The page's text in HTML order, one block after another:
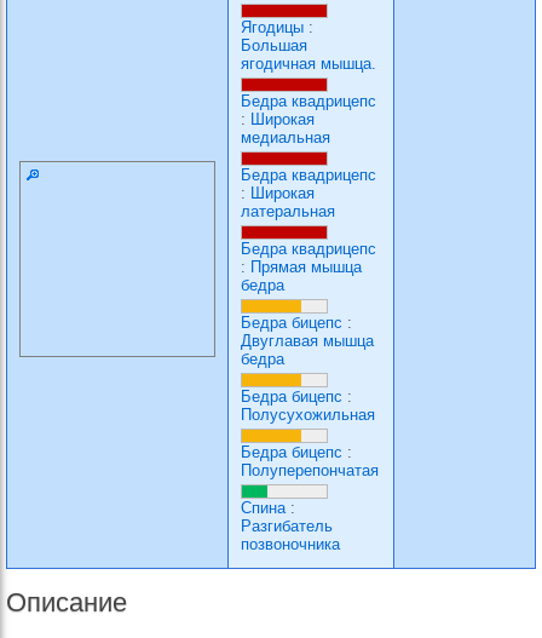
Ягодицы :
Большая
ягодичная мышца.
Бедра квадрицепс
: Широкая
медиальная
Бедра квадрицепс
: Широкая
латеральная
Бедра квадрицепс
: Прямая мышца
бедра
Бедра бицепс :
Двуглавая мышца
бедра
Бедра бицепс :
Полусухожильная
Бедра бицепс :
Полуперепончатая
Спина:
Разгибатель
позвоночника
Описание